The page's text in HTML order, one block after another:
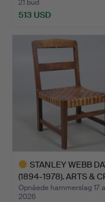
21 bud
513 USD
genstand
STANLEY WEBB
(1894-1978). ARTS &
Opnåede hammerslag 17
2026